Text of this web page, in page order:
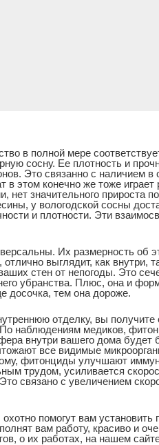
в полной мере
сосну. Ее плотность и
Это связанно с наличием в
в этом конечно же тоже
нет значительного прироста
у вологодской сосны
и плотности. Эти
Их размерность об
выглядит, как внутри,
стен от непогоды. Это
убранства. Плюс, она и
досочка, тем она дороже.
отделку, вы
наблюдениям медиков,
внутри вашего дома будет
все видимые
фитонциды улучшают
трудом, усиливается
связано с увеличением
охотно помогут вам
вам работу, красиво и
о их работах, на нашем